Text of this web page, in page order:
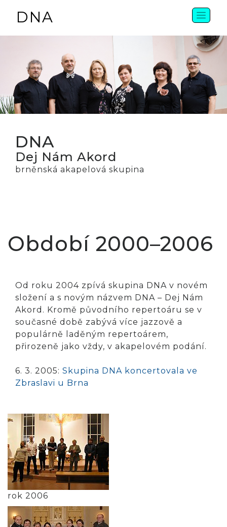
DNA
DNA
Dej Nám Akord
brněnská akapelová skupina
Období 2000–2006
Od roku 2004 zpívá skupina DNA v novém
složení a s novým názvem DNA – Dej Nám
Akord. Kromě původního repertoáru se v
současné době zabývá více jazzově a
populárně laděným repertoárem,
přirozeně jako vždy, v akapelovém podání.
6. 3. 2005: Skupina DNA koncertovala ve
Zbraslavi u Brna
rok 2006